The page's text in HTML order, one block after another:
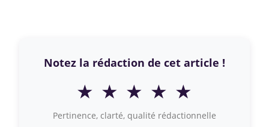
Notez la rédaction de cet article !
★ ★ ★ ★ ★
Pertinence, clarté, qualité rédactionnelle